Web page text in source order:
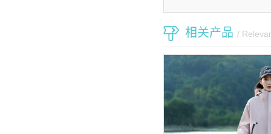
相关产品 /